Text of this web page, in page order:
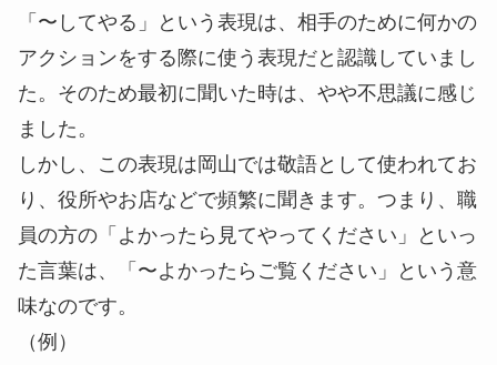
「〜してやる」という表現は、相手のために何かの
アクションをする際に使う表現だと認識していまし
た。そのため最初に聞いた時は、やや不思議に感じ
ました。
しかし、この表現は岡山では敬語として使われてお
り、役所やお店などで頻繁に聞きます。つまり、職
員の方の「よかったら見てやってください」といっ
た言葉は、
「〜よかったらご覧ください」
という意
味なのです。
（例）